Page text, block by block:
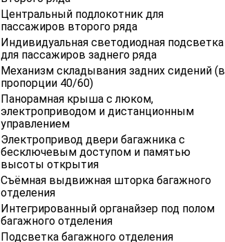
Центральный подлокотник для
пассажиров второго ряда
Индивидуальная светодиодная подсветка
для пассажиров заднего ряда
Механизм складывания задних сидений (в
пропорции 40/60)
Панорамная крыша с люком,
электроприводом и дистанционным
управлением
Электропривод двери багажника с
бесключевым доступом и памятью
высоты открытия
Съёмная выдвижная шторка багажного
отделения
Интегрированный органайзер под полом
багажного отделения
Подсветка багажного отделения